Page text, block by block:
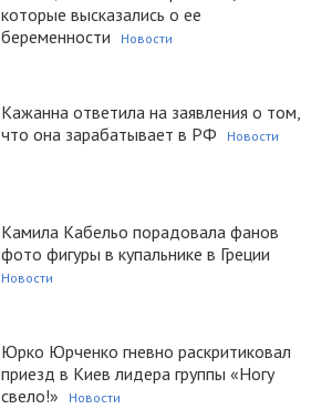
которые высказались о ее
беременности
Новости
Кажанна ответила на заявления о том,
что она зарабатывает в РФ
Новости
Камила Кабельо порадовала фанов
фото фигуры в купальнике в Греции
Новости
Юрко Юрченко гневно раскритиковал
приезд в Киев лидера группы «Ногу
свело!»
Новости